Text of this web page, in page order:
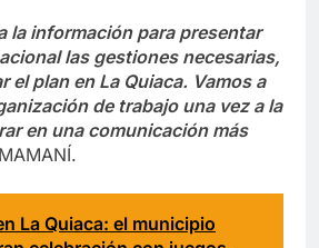
la información para presentar
las gestiones necesarias,
el plan en La Quiaca. Vamos a
de trabajo una vez a la
en una comunicación más
La Quiaca: el municipio